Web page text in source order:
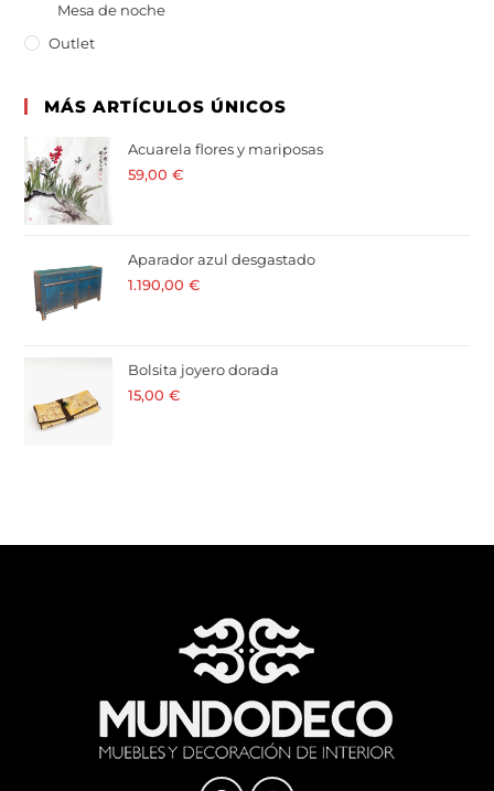
Mesa de noche
Outlet
MÁS ARTÍCULOS ÚNICOS
Acuarela flores y mariposas
59,00€
Aparador azul desgastado
1.190,00€
Bolsita joyero dorada
15,00€